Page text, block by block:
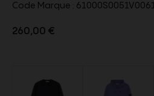
Code Marque : 61000S0051V0061
260,00 €